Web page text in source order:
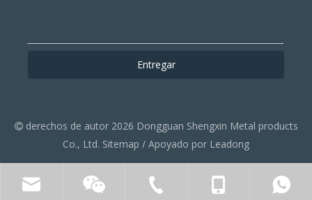
Entregar
derechos de autor 2026 Dongguan Shengxin Metal products
Co., Ltd. Sitemap / Apoyado por Leadong